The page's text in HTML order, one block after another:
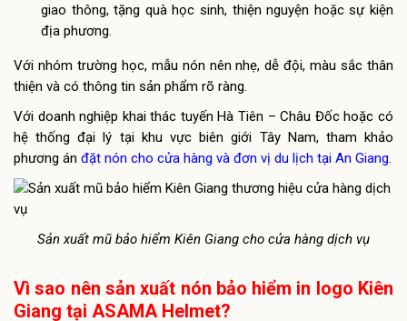
giao thông, tặng quà học sinh, thiện nguyện hoặc sự kiện
địa phương.
Với nhóm trường học, mẫu nón nên nhẹ, dễ đội, màu sắc thân
thiện và có thông tin sản phẩm rõ ràng.
Với doanh nghiệp khai thác tuyến Hà Tiên – Châu Đốc hoặc có
hệ thống đại lý tại khu vực biên giới Tây Nam, tham khảo
phương án đặt nón cho cửa hàng và đơn vị du lịch tại An Giang.
Sản xuất mũ bảo hiểm Kiên Giang cho cửa hàng dịch vụ
Vì sao nên sản xuất nón bảo hiểm in logo Kiên
Giang tại ASAMA Helmet?